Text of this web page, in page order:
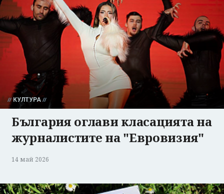
КУЛТУРА
България оглави класацията на
журналистите на "Евровизия"
14 май 2026